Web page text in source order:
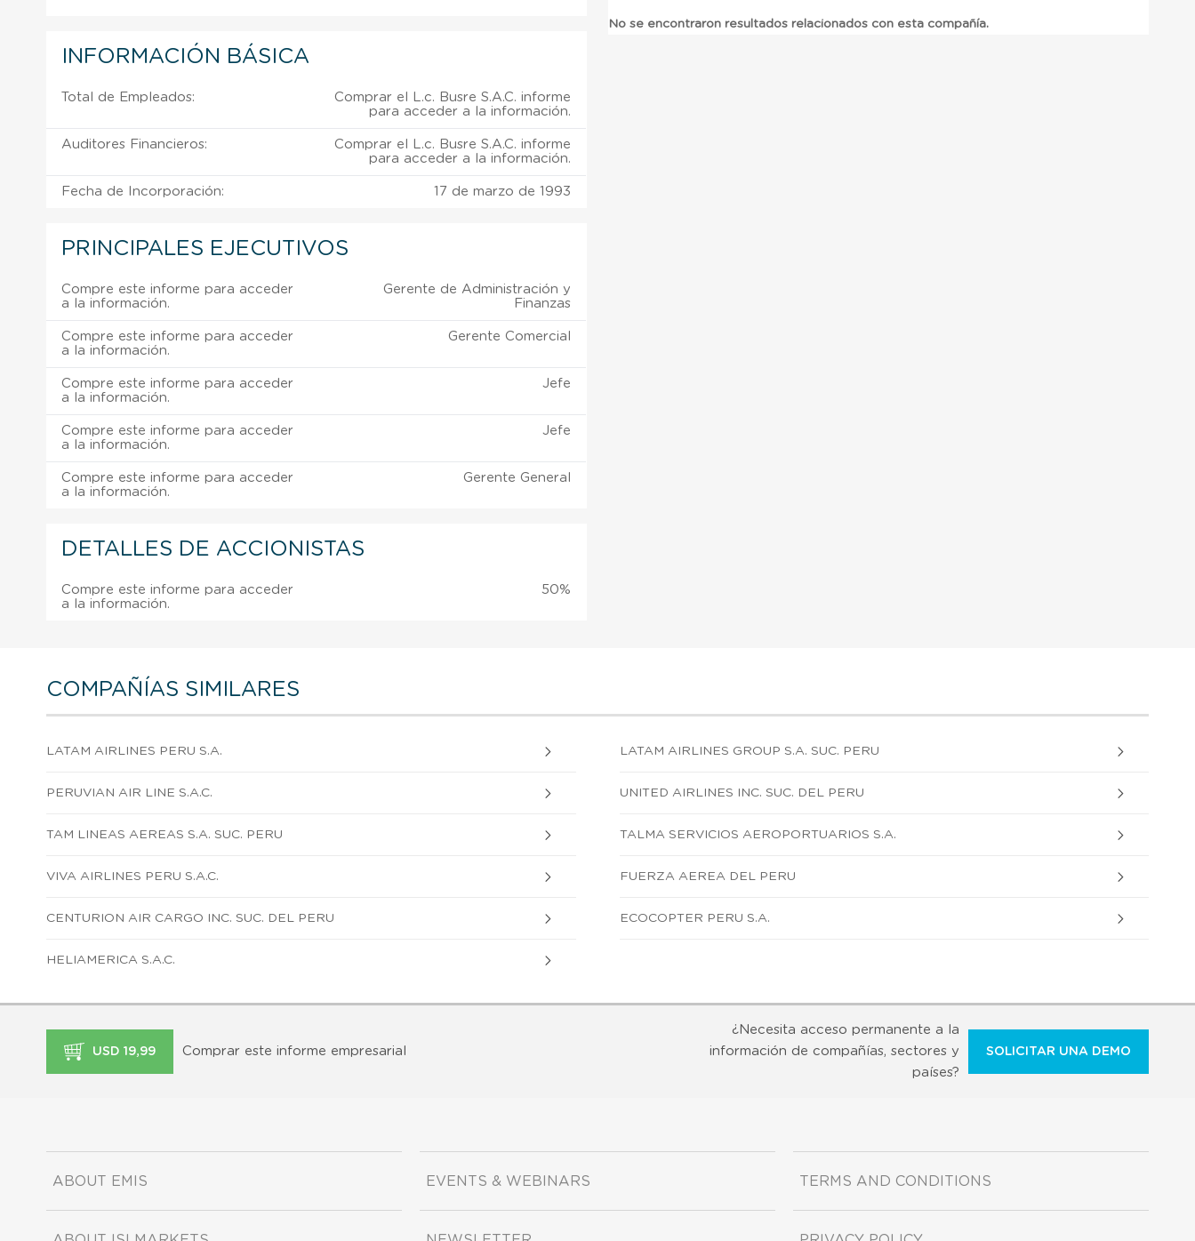
INFORMACIÓN BÁSICA
Total de Empleados:
Comprar el L.c. Busre S.A.C. informe
para acceder a la información.
Auditores Financieros:
Comprar el L.c. Busre S.A.C. informe
para acceder a la información.
Fecha de Incorporación: 17 de marzo de 1993
PRINCIPALES EJECUTIVOS
Compre este informe para acceder
a la información.
Gerente de Administración y
Finanzas
Compre este informe para acceder
a la información.
Gerente Comercial
Compre este informe para acceder
a la información.
Jefe
Compre este informe para acceder
a la información.
Jefe
Compre este informe para acceder
a la información.
Gerente General
DETALLES DE ACCIONISTAS
Compre este informe para acceder
a la información.
50%
No se encontraron resultados relacionados con esta compañía.
COMPAÑÍAS SIMILARES
LATAM AIRLINES PERU S.A. LATAM AIRLINES GROUP S.A. SUC. PERU
PERUVIAN AIR LINE S.A.C. UNITED AIRLINES INC. SUC. DEL PERU
TAM LINEAS AEREAS S.A. SUC. PERU TALMA SERVICIOS AEROPORTUARIOS S.A.
VIVA AIRLINES PERU S.A.C. FUERZA AEREA DEL PERU
CENTURION AIR CARGO INC. SUC. DEL PERU ECOCOPTER PERU S.A.
HELIAMERICA S.A.C.
USD 19,99 Comprar este informe empresarial
¿Necesita acceso permanente a la
información de compañías, sectores y
países?
SOLICITAR UNA DEMO
ABOUT EMIS EVENTS & WEBINARS TERMS AND CONDITIONS